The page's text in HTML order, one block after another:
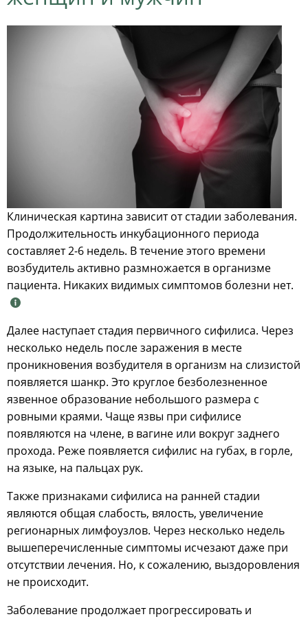
Клиническая картина зависит от стадии заболевания.
Продолжительность инкубационного периода
составляет 2-6 недель. В течение этого времени
возбудитель активно размножается в организме
пациента. Никаких видимых симптомов болезни нет.
Далее наступает стадия первичного сифилиса. Через
несколько недель после заражения в месте
проникновения возбудителя в организм на слизистой
появляется шанкр. Это круглое безболезненное
язвенное образование небольшого размера с
ровными краями. Чаще язвы при сифилисе
появляются на члене, в вагине или вокруг заднего
прохода. Реже появляется сифилис на губах, в горле,
на языке, на пальцах рук.
Также признаками сифилиса на ранней стадии
являются общая слабость, вялость, увеличение
регионарных лимфоузлов. Через несколько недель
вышеперечисленные симптомы исчезают даже при
отсутствии лечения. Но, к сожалению, выздоровления
не происходит.
Заболевание продолжает прогрессировать и